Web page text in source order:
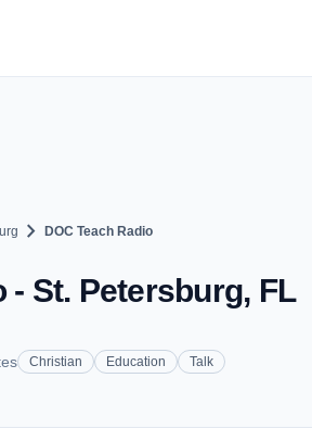
chevron_right DOC Teach Radio
- St. Petersburg, FL
Christian Education Talk